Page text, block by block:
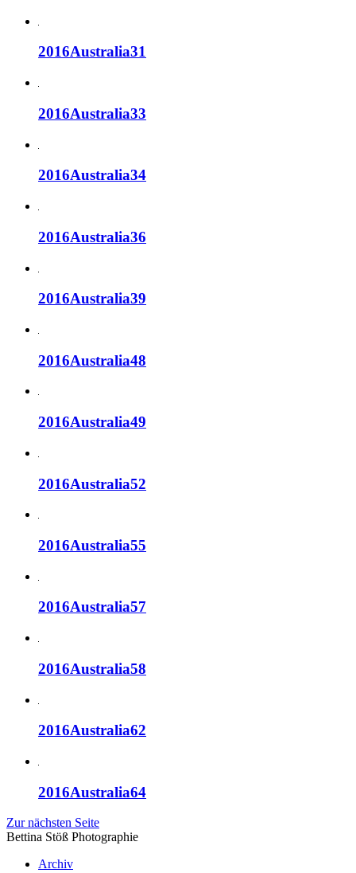
2016Australia31
2016Australia33
2016Australia34
2016Australia36
2016Australia39
2016Australia48
2016Australia49
2016Australia52
2016Australia55
2016Australia57
2016Australia58
2016Australia62
2016Australia64
Zur nächsten Seite
Bettina Stöß Photographie
Archiv